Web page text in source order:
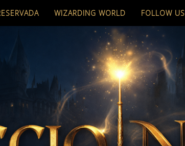
WIZARDING WORLD FOLLOW US